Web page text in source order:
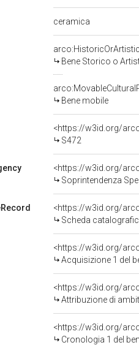
ceramica
Bene Storico o
Bene mobile
<https://w3id.org/
S472
<https://w3id.org/
Soprintendenza Speciale per
<https://w3id.org/
Scheda
<https://w3id.org/
Acquisizione 1 del
<https://w3id.org/
Attribuzione di
<https://w3id.org/
Cronologia 1 del